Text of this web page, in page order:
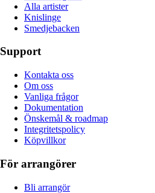
Alla artister
Knislinge
Smedjebacken
Support
Kontakta oss
Om oss
Vanliga frågor
Dokumentation
Önskemål & roadmap
Integritetspolicy
Köpvillkor
För arrangörer
Bli arrangör